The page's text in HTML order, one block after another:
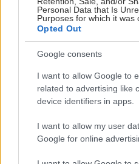
Personal Data that Is
Purposes for which it was
Opted Out
Google consents
I want to allow Google to
related to advertising like
device identifiers in apps.
I want to allow my user
Google for online
vášmu záhonu